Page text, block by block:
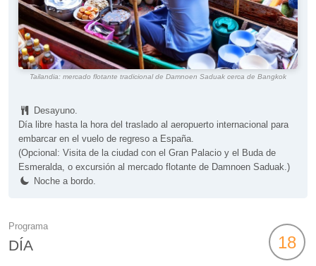
Tailandia: mercado flotante tradicional de Damnoen Saduak cerca de Bangkok
Desayuno.
Día libre hasta la hora del traslado al aeropuerto internacional para
embarcar en el vuelo de regreso a España.
(Opcional: Visita de la ciudad con el Gran Palacio y el Buda de
Esmeralda, o excursión al mercado flotante de Damnoen Saduak.)
Noche a bordo.
Programa
DÍA 18